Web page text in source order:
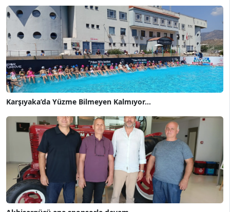
Karşıyaka’da Yüzme Bilmeyen Kalmıyor...